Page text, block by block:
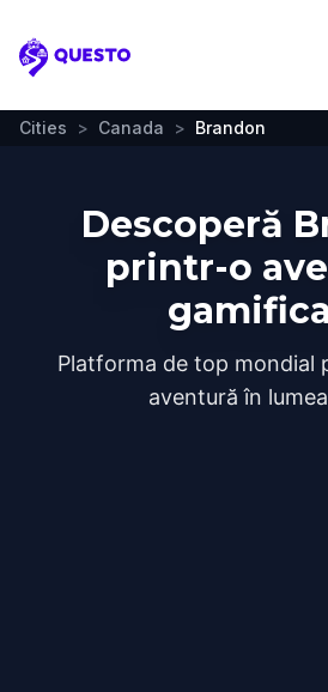
Questo
Cities > Canada > Brandon
Descoperă
printr-o
Platforma de top mondial
aventură în